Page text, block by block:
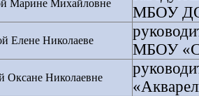
Марине Михайловне
МБОУ
Елене Николаеве
МБОУ
Оксане Николаевне